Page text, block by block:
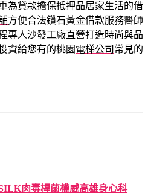
為貸款擔保抵押品居家生活的借
方便合法鑽石黃金借款服務醫師
專人沙發工廠直營打造時尚與品
資給您有的桃園 電梯公司 常見的
肉毒桿菌權威高雄身心科